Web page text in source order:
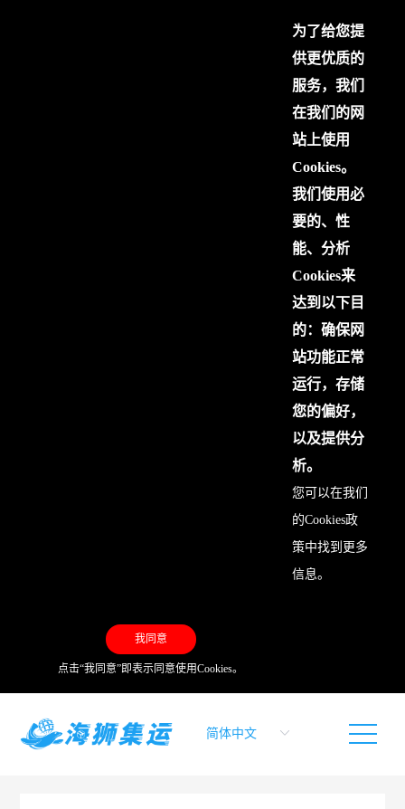
为了给您提
供更优质的
服务，我们
在我们的网
站上使用
Cookies。
我们使用必
要的、性
能、分析
Cookies来
达到以下目
的：确保网
站功能正常
运行，存储
您的偏好，
以及提供分
析。
您可以在我们
的Cookies政
策中找到更多
信息。
我同意
点击“我同意”即表示同意使用Cookies。